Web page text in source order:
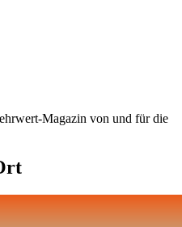
Magazin von und für die